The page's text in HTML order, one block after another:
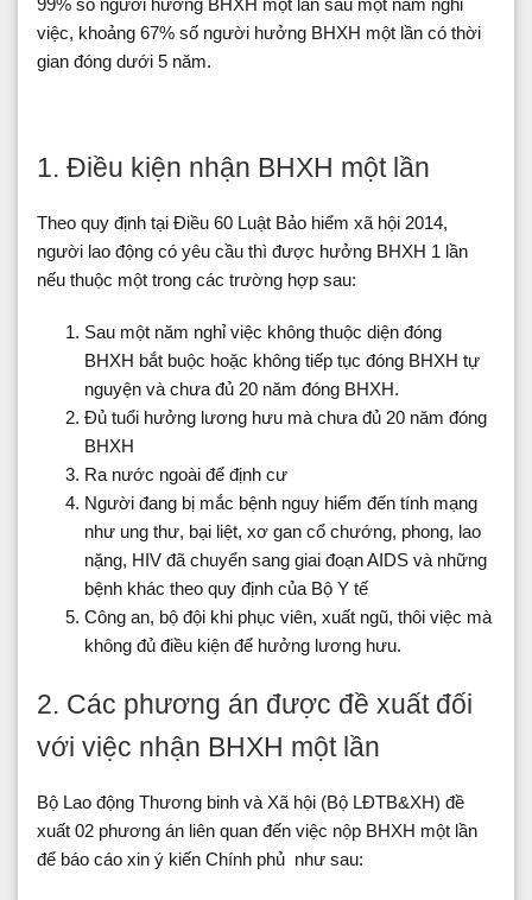
99% số người hưởng BHXH một lần sau một năm nghỉ
việc, khoảng 67% số người hưởng BHXH một lần có thời
gian đóng dưới 5 năm.
1. Điều kiện nhận BHXH một lần
Theo quy định tại Điều 60 Luật Bảo hiểm xã hội 2014,
người lao động có yêu cầu thì được hưởng BHXH 1 lần
nếu thuộc một trong các trường hợp sau:
Sau một năm nghỉ việc không thuộc diện đóng
BHXH bắt buộc hoặc không tiếp tục đóng BHXH tự
nguyện và chưa đủ 20 năm đóng BHXH.
Đủ tuổi hưởng lương hưu mà chưa đủ 20 năm đóng
BHXH
Ra nước ngoài để định cư
Người đang bị mắc bệnh nguy hiểm đến tính mạng
như ung thư, bại liệt, xơ gan cổ chướng, phong, lao
nặng, HIV đã chuyển sang giai đoạn AIDS và những
bệnh khác theo quy định của Bộ Y tế
Công an, bộ đội khi phục viên, xuất ngũ, thôi việc mà
không đủ điều kiện để hưởng lương hưu.
2. Các phương án được đề xuất đối
với việc nhận BHXH một lần
Bộ Lao động Thương binh và Xã hội (Bộ LĐTB&XH) đề
xuất 02 phương án liên quan đến việc nộp BHXH một lần
để báo cáo xin ý kiến Chính phủ như sau: